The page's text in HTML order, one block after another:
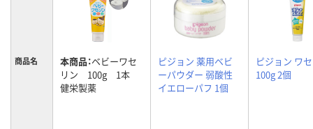
商品名 本商品：ベビーワセ
リン 100g 1本
健栄製薬
ピジョン 薬用ベビ
ーパウダー 弱酸性
イエローパフ 1個
ピジョン ワ
100g 2個